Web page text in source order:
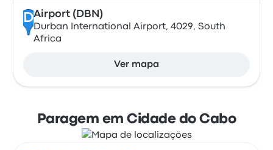
DAirport (DBN)
Durban International Airport, 4029, South
Africa
Ver mapa
Paragem em Cidade do Cabo